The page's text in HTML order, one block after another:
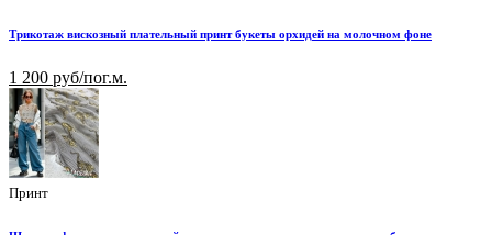
Трикотаж вискозный плательный принт букеты орхидей на молочном фоне
1 200 руб/пог.м.
Принт